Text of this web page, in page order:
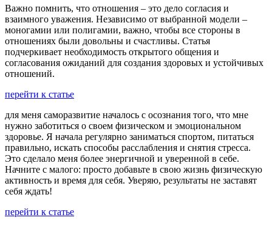
Важно помнить, что отношения – это дело согласия и
взаимного уважения. Независимо от выбранной модели –
моногамии или полигамии, важно, чтобы все стороны в
отношениях были довольны и счастливы. Статья
подчеркивает необходимость открытого общения и
согласования ожиданий для создания здоровых и устойчивых
отношений.
перейти к статье
для меня саморазвитие началось с осознания того, что мне
нужно заботиться о своем физическом и эмоциональном
здоровье. Я начала регулярно заниматься спортом, питаться
правильно, искать способы расслабления и снятия стресса.
Это сделало меня более энергичной и уверенной в себе.
Начните с малого: просто добавьте в свою жизнь физическую
активность и время для себя. Уверяю, результаты не заставят
себя ждать!
перейти к статье